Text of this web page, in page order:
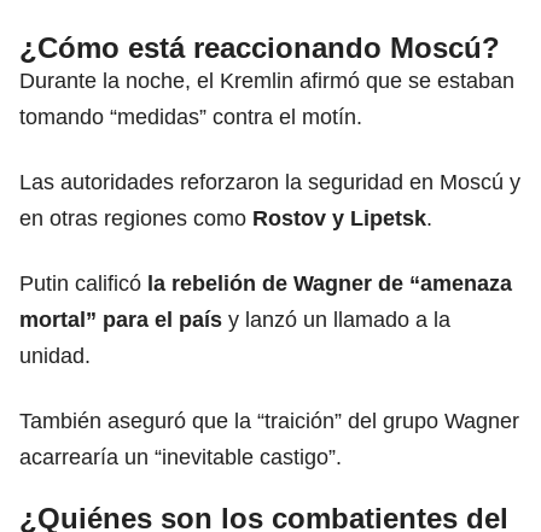
¿Cómo está reaccionando Moscú?
Durante la noche, el Kremlin afirmó que se estaban
tomando “medidas” contra el motín.
Las autoridades reforzaron la seguridad en Moscú y
en otras regiones como Rostov y Lipetsk.
Putin calificó la rebelión de Wagner de “amenaza
mortal” para el país y lanzó un llamado a la
unidad.
También aseguró que la “traición” del grupo Wagner
acarrearía un “inevitable castigo”.
¿Quiénes son los combatientes del